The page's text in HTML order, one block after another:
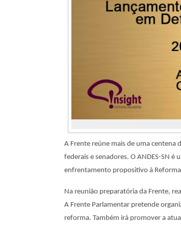
A Frente reúne mais de uma centena
federais e senadores. O ANDES-SN
enfrentamento propositivo à
Na reunião preparatória da Frente,
A Frente Parlamentar pretende
reforma. Também irá promover a